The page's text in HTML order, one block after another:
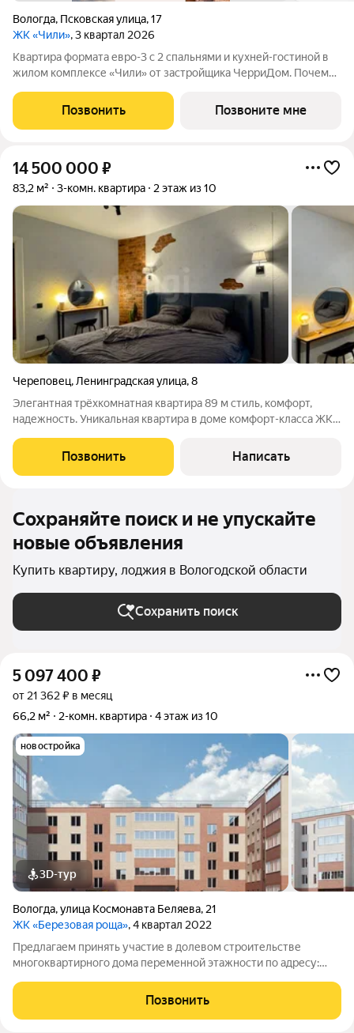
Вологда, Псковская улица,17
ЖК «Чили», 3 квартал 2026
Квартира формата евро-3 с 2 спальнями и кухней-гостиной в
жилом комплексе «Чили» от застройщика ЧерриДом. Почему
прогулок рядом с домом - на закрытой территории двора с
детским лабиринтом,
Позвонить Позвоните мне
14 500 000 ₽
83,2 м² 3-комн. квартира 2 этаж из 10
Череповец, Ленинградская улица,8
Элегантная трёхкомнатная квартира 89 м стиль, комфорт,
надежность. Уникальная квартира в доме комфорт-класса ЖК
благодаря комфортной среде обитания и продуманному
пространству, которое приятно
Позвонить Написать
Сохраняйте поиск и не упускайте
новые объявления
Купить квартиру, лоджия в Вологодской области
Сохранить поиск
5 097 400 ₽
от 21 362 ₽ в месяц
66,2 м²
2-комн. квартира 4 этаж из 10
новостройка
3D-тур
Вологда,улица Космонавта Беляева, 21
ЖК «Березовая роща», 4 квартал 2022
Предлагаем принять участие в долевом строительстве
многоквартирного дома переменной этажности по адресу:
керамического кирпича со своей крышной газовой котельной,
с установкой индивидуальных
Позвонить